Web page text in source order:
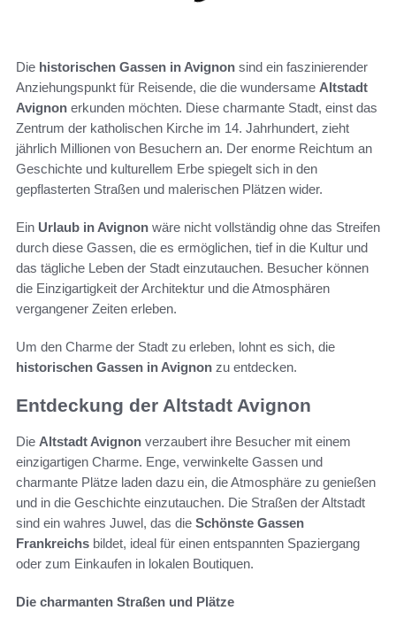
Die historischen Gassen in Avignon sind ein faszinierender
Anziehungspunkt für Reisende, die die wundersame Altstadt
Avignon erkunden möchten. Diese charmante Stadt, einst das
Zentrum der katholischen Kirche im 14. Jahrhundert, zieht
jährlich Millionen von Besuchern an. Der enorme Reichtum an
Geschichte und kulturellem Erbe spiegelt sich in den
gepflasterten Straßen und malerischen Plätzen wider.
Ein Urlaub in Avignon wäre nicht vollständig ohne das Streifen
durch diese Gassen, die es ermöglichen, tief in die Kultur und
das tägliche Leben der Stadt einzutauchen. Besucher können
die Einzigartigkeit der Architektur und die Atmosphären
vergangener Zeiten erleben.
Um den Charme der Stadt zu erleben, lohnt es sich, die
historischen Gassen in Avignon zu entdecken.
Entdeckung der Altstadt Avignon
Die Altstadt Avignon verzaubert ihre Besucher mit einem
einzigartigen Charme. Enge, verwinkelte Gassen und
charmante Plätze laden dazu ein, die Atmosphäre zu genießen
und in die Geschichte einzutauchen. Die Straßen der Altstadt
sind ein wahres Juwel, das die Schönste Gassen
Frankreichs bildet, ideal für einen entspannten Spaziergang
oder zum Einkaufen in lokalen Boutiquen.
Die charmanten Straßen und Plätze